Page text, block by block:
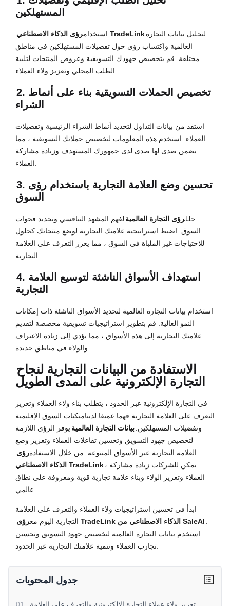
المستهلكين
استخدام رؤى الذكاء الاصطناعي TradeLinkلتحليل بيانات التجارة
العالمية واكتساب رؤى حول تفضيلات المستهلكين في مناطق
مختلفة. قم بتخصيص جهودك التسويقية وعروض المنتجات لتلبية
الطلب المحلي وتعزيز ولاء العملاء.
2. تخصيص الحملات التسويقية بناء على أنماط
الشراء
استفد من بيانات التداول لتحديد أنماط الشراء الرئيسية وتفضيلات
العملاء. استخدم هذه المعلومات لتخصيص حملاتك التسويقية ، مما
يضمن صدى لها صدى لدى جمهورك المستهدف وزيادة مشاركة
العملاء.
3. تحسين وضع العلامة التجارية باستخدام رؤى
السوق
حللرؤى التجارة العالمية لفهم المشهد التنافسي وتحديد فجوات
السوق. اضبط استراتيجية علامتك التجارية لوضع منتجاتك كحلول
للاحتياجات غير الملباة في السوق ، مما يعزز التعرف على العلامة
التجارية.
4. استهداف الأسواق الناشئة لتوسيع العلامة
التجارية
استخدام بيانات التجارة العالمية لتحديد الأسواق الناشئة ذات إمكانات
النمو العالية. قم بتطوير استراتيجيات تسويقية مخصصة لتقديم
علامتك التجارية إلى هذه الأسواق ، مما يؤدي إلى زيادة الاعتراف
والولاء في مناطق جديدة.
الاستفادة من البيانات التجارية لنجاح
التجارة الإلكترونية على المدى الطويل
في التجارة الإلكترونية عبر الحدود ، يتطلب بناء ولاء العملاء وتعزيز
التعرف على العلامة التجارية فهما عميقا لديناميكيات السوق الإقليمية
وتفضيلات المستهلكين.بيانات التجارة العالمية يوفر الرؤى اللازمة
لتخصيص جهود التسويق وتحسين تفاعلات العملاء وتعزيز وضع
العلامة التجارية عبر الأسواق المتنوعة. من خلال الاستفادةرؤى
الذكاء الاصطناعي TradeLink، يمكن للشركات زيادة مشاركة
العملاء وتعزيز الولاء وبناء علامة تجارية قوية ومعروفة على نطاق
عالمي.
ابدأ في تحسين استراتيجيات ولاء العملاء والتعرف على العلامة
التجارية اليوم مع
رؤى TradeLink الذكاء الاصطناعي من SaleAI .
استخدم بيانات التجارة العالمية لتخصيص جهود التسويق وتحسين
تجارب العملاء وتنمية علامتك التجارية عبر الحدود.
جدول المحتويات